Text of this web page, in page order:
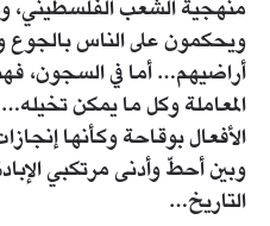
منهجية الشعب الفلسطيني،
ويحكمون على الناس بالجوع
أراضيهم… أما في السجون،
المعاملة وكل ما يمكن
الأفعال بوقاحة وكأنها
وبين أحطّ وأدنى مرتكبي
التاريخ…